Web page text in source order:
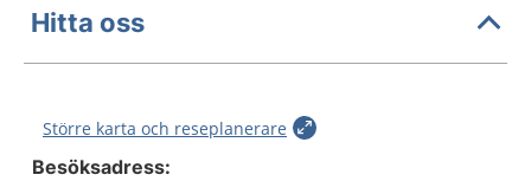
Hitta oss
Större karta och reseplanerare
Besöksadress: